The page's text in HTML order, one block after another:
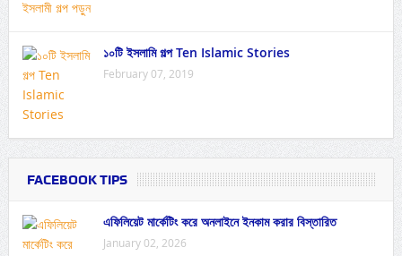
১০টি ইসলামি গল্প Ten Islamic Stories
February 07, 2019
FACEBOOK TIPS
এফিলিয়েট মার্কেটিং করে অনলাইনে ইনকাম করার বিস্তারিত
January 02, 2026